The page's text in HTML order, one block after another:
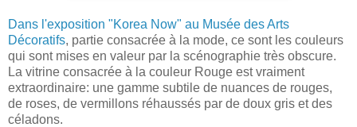
Dans l'exposition "Korea Now" au Musée des Arts
Décoratifs, partie consacrée à la mode, ce sont les couleurs
qui sont mises en valeur par la scénographie très obscure.
La vitrine consacrée à la couleur Rouge est vraiment
extraordinaire: une gamme subtile de nuances de rouges,
de roses, de vermillons réhaussés par de doux gris et des
céladons.